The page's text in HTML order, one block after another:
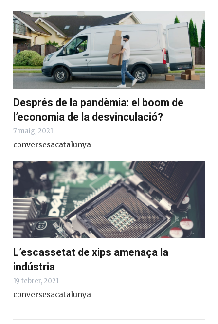
Després de la pandèmia: el boom de
l’economia de la desvinculació?
7 maig, 2021
conversesacatalunya
L’escassetat de xips amenaça la
indústria
19 febrer, 2021
conversesacatalunya